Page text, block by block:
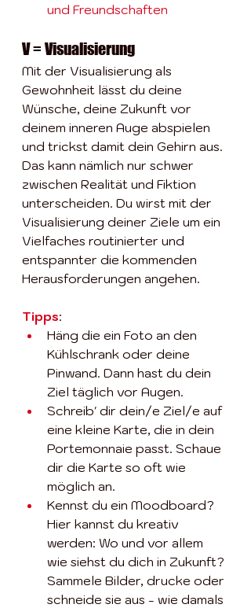
und Freundschaften
V = Visualisierung
Mit der Visualisierung als
Gewohnheit lässt du deine
Wünsche, deine Zukunft vor
deinem inneren Auge abspielen
und trickst damit dein Gehirn aus.
Das kann nämlich nur schwer
zwischen Realität und Fiktion
unterscheiden. Du wirst mit der
Visualisierung deiner Ziele um ein
Vielfaches routinierter und
entspannter die kommenden
Herausforderungen angehen.
Tipps:
Häng die ein Foto an den
Kühlschrank oder deine
Pinwand. Dann hast du dein
Ziel täglich vor Augen.
Schreib' dir dein/e Ziel/e auf
eine kleine Karte, die in dein
Portemonnaie passt. Schaue
dir die Karte so oft wie
möglich an.
Kennst du ein Moodboard?
Hier kannst du kreativ
werden: Wo und vor allem
wie siehst du dich in Zukunft?
Sammele Bilder, drucke oder
schneide sie aus - wie damals